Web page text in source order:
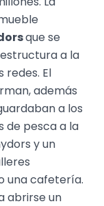
que se
a la
redes. El
además
a los
de pesca a la
y un
una cafetería.
abrirse un